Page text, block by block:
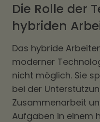
Die Rolle der
hybriden
Das hybride
moderner
nicht möglich. Sie
bei der
Zusammenarbeit
Aufgaben in einem